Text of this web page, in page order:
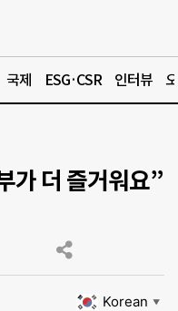
국제 ESG·CSR 인터뷰
가 더 즐거워요”
Korean ▼